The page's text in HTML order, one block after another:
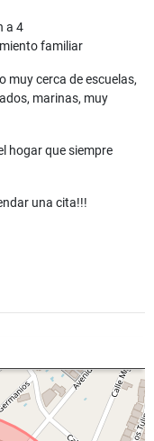
a 4
familiar
muy cerca de escuelas,
marinas, muy
hogar que siempre
una cita!!!